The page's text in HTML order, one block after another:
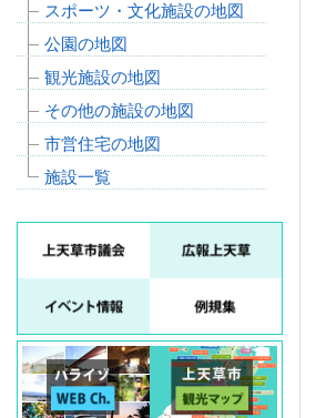
スポーツ・文化施設の地図
公園の地図
観光施設の地図
その他の施設の地図
市営住宅の地図
施設一覧